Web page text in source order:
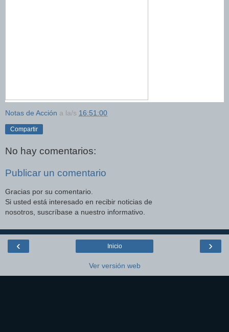
Notas de Acción a la/s 16:51:00
Compartir
No hay comentarios:
Publicar un comentario
Gracias por su comentario.
Si usted está interesado en recibir noticias de
nosotros, suscríbase a nuestro informativo.
‹ ›
Inicio
Ver versión web